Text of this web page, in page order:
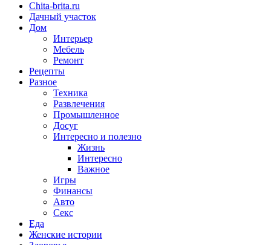
Chita-brita.ru
Дачный участок
Дом
Интерьер
Мебель
Ремонт
Рецепты
Разное
Техника
Развлечения
Промышленное
Досуг
Интересно и полезно
Жизнь
Интересно
Важное
Игры
Финансы
Авто
Секс
Еда
Женские истории